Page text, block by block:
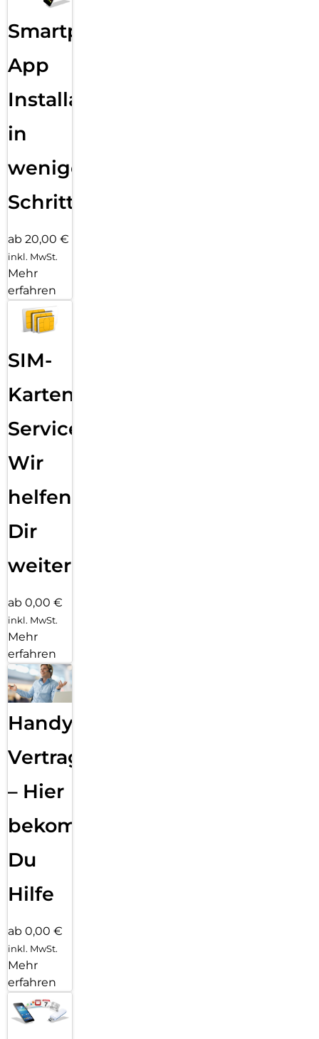
Sende eine Textnachricht, nimm einen Anruf an, hör Musik,
verwende Siri und erhalte Mitteilungen. Die Series 11 (GPS)
funktioniert mit deinem iPhone und im WLAN, damit du in
Smartphone
App
Installation
in
wenigen
Schritten
ab 20,00 €
inkl. MwSt.
Mehr
erfahren
SIM-
Karten
Service:
Wir
helfen
Dir
weiter
ab 0,00 €
inkl. MwSt.
Mehr
erfahren
Handy
Vertragsabwicklung
– Hier
bekommst
Du
Hilfe
ab 0,00 €
inkl. MwSt.
Mehr
erfahren